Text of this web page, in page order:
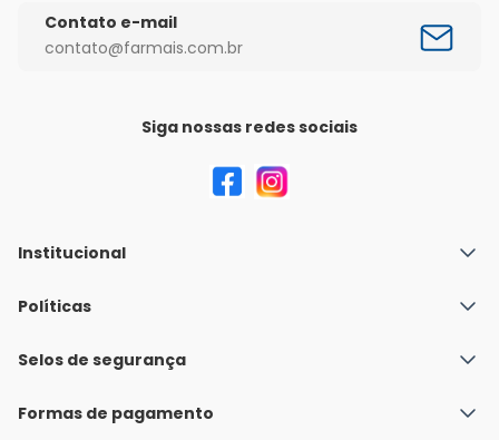
Contato e-mail
contato@farmais.com.br
Siga nossas redes sociais
Institucional
Quem Somos
Nossas lojas
Políticas
Política de Envio
Políticas de Trocas e Devoluções
Selos de segurança
Formas de pagamento